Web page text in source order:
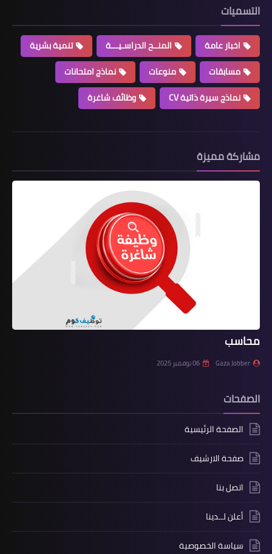
التسميات
اخبار عامة المنــح الدراسـيـــة
تنمية بشرية
مسابقات
منوعات
نماذج امتحانات
نماذج سيرة ذاتية CV
وظائف شاغرة
مشاركة مميزة
محاسب
Gaza Jobber 06 نوفمبر 2025
الصفحات
الصفحة الرئيسية
صفحة الارشيف
اتصل بنا
أعلن لــدينا
سياسة الخصوصية